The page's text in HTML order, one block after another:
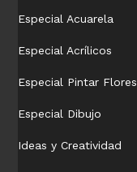
Especial Acuarela
Especial Acrílicos
Especial Pintar Flores
Especial Dibujo
Ideas y Creatividad